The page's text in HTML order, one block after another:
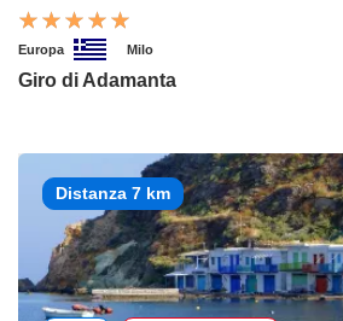
Europa Milo
Giro di Adamanta
Distanza 7 km